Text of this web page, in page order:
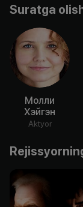
Suratga
Молли
Хэйгэн
Aktyor